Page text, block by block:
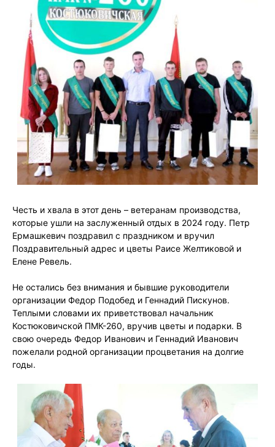
Честь и хвала в этот день – ветеранам производства,
которые ушли на заслуженный отдых в 2024 году. Петр
Ермашкевич поздравил с праздником и вручил
Поздравительный адрес и цветы Раисе Желтиковой и
Елене Ревель.
Не остались без внимания и бывшие руководители
организации Федор Подобед и Геннадий Пискунов.
Теплыми словами их приветствовал начальник
Костюковичской ПМК-260, вручив цветы и подарки. В
свою очередь Федор Иванович и Геннадий Иванович
пожелали родной организации процветания на долгие
годы.